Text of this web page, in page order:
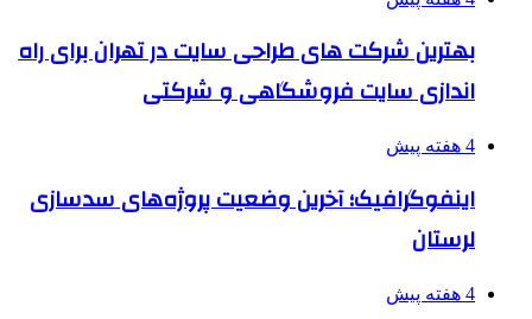
بهترین شرکت های طراحی سایت در تهران برای راه
اندازی سایت فروشگاهی و شرکتی
4 هفته پیش
اینفوگرافیک؛ آخرین وضعیت پروژه‌های سدسازی
لرستان
4 هفته پیش